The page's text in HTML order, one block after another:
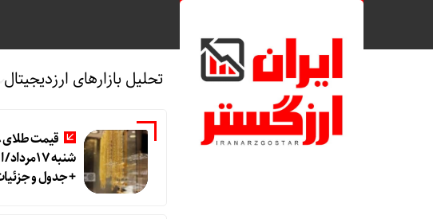
تحلیل بازارهای ارزدیجیتال
شنبه
+ جدول و